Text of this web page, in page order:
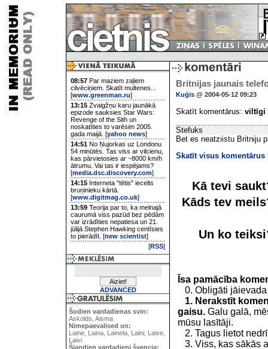
08:57 Par maziem zaļiem
cilvēciņiem. Skatīt multenes...
[www.greenman.ru]
13:15 Zvaigžņu karu jaunākā
epizode sauksies Star Wars:
Revenge of the Sith un
noskatīties to varēsim 2005.
gada maijā. [yahoo news]
14:51 No Ņujorkas uz Londonu
54 minūtēs. Tas viss ar vilcienu,
kas pārvietosies ar ~8000 km/h
ātrumu. Vai tas ir iespējams?
[media.dsc.discovery.com]
14:15 Interneta "tētis" iecelts
bruņinieku kārtā.
[www.digitmag.co.uk]
13:59 Teorija par to, ka melnajā
caurumā viss pazūd bez pēdām
var izrādīties nepatiesa un 21.
jūlijā Stephen Hawking centīsies
to pierādīt. [new scientist]
[RSS]
ADVANCED
Šodien vardadienas svin:
Askolds, Aisma
Nimepaevalised on:
Laine, Laina, Lainela, Laini, Laive,
Laivi
Šiandien vardadieni švencia:
Britnijas jaunais
Kuģis @ 2004-05-12 09:23
Skatīt komentārus: viltīgi
Stefuks
Bet es neatziistu Britniju
Skatīt visus komentārus
Kā tevi
Kāds tev
Un ko
Īsa pamācība
0. Obligāti jāievada
1. Nerakstīt
gaisu. Galu galā,
mūsu lasītāji.
2. Tagus lietot
3. Viss, kas sākās